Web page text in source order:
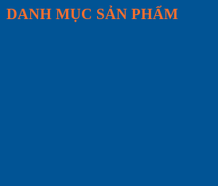
DANH MỤC SẢN PHẨM